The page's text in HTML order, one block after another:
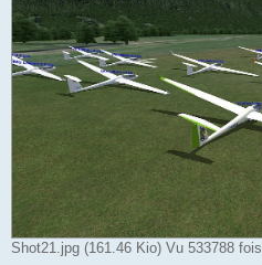
Shot21.jpg (161.46 Kio) Vu 533788 fois